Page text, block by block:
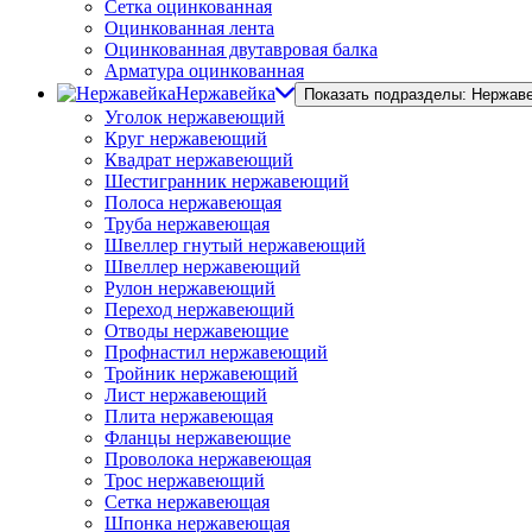
Сетка оцинкованная
Оцинкованная лента
Оцинкованная двутавровая балка
Арматура оцинкованная
Нержавейка
Показать подразделы:
Уголок нержавеющий
Круг нержавеющий
Квадрат нержавеющий
Шестигранник нержавеющий
Полоса нержавеющая
Труба нержавеющая
Швеллер гнутый нержавеющий
Швеллер нержавеющий
Рулон нержавеющий
Переход нержавеющий
Отводы нержавеющие
Профнастил нержавеющий
Тройник нержавеющий
Лист нержавеющий
Плита нержавеющая
Фланцы нержавеющие
Проволока нержавеющая
Трос нержавеющий
Сетка нержавеющая
Шпонка нержавеющая